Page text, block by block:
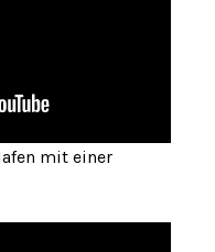
mit einer